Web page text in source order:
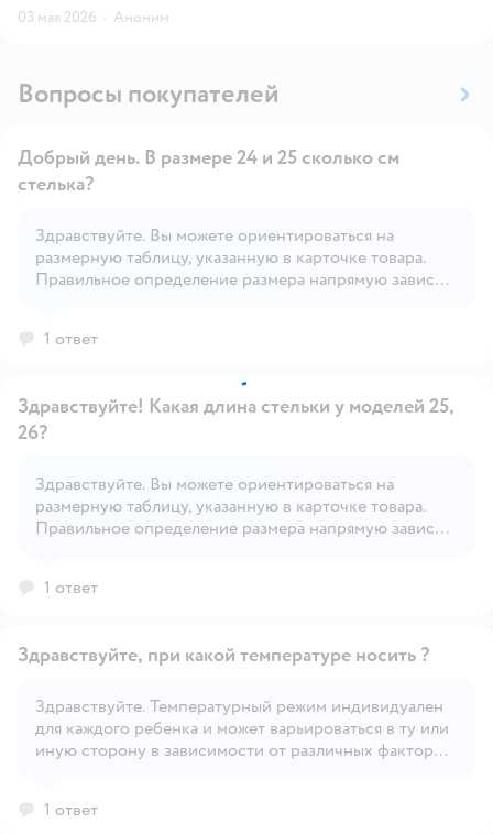
03 мая 2026 · Аноним
Вопросы покупателей
Открыть вопрос
Добрый день. В размере 24 и 25 сколько см
стелька?
Здравствуйте. Вы можете ориентироваться на
размерную таблицу, указанную в карточке товара.
Правильное определение размера напрямую зависит
1 ответ
Открыть вопрос
Здравствуйте! Какая длина стельки у моделей 25,
26?
Здравствуйте. Вы можете ориентироваться на
размерную таблицу, указанную в карточке товара.
Правильное определение размера напрямую зависит
1 ответ
Открыть вопрос
Здравствуйте, при какой температуре носить ?
Здравствуйте. Температурный режим индивидуален
для каждого ребенка и может варьироваться в ту или
иную сторону в зависимости от различных факторов
активность ребенка и т.д.
1 ответ